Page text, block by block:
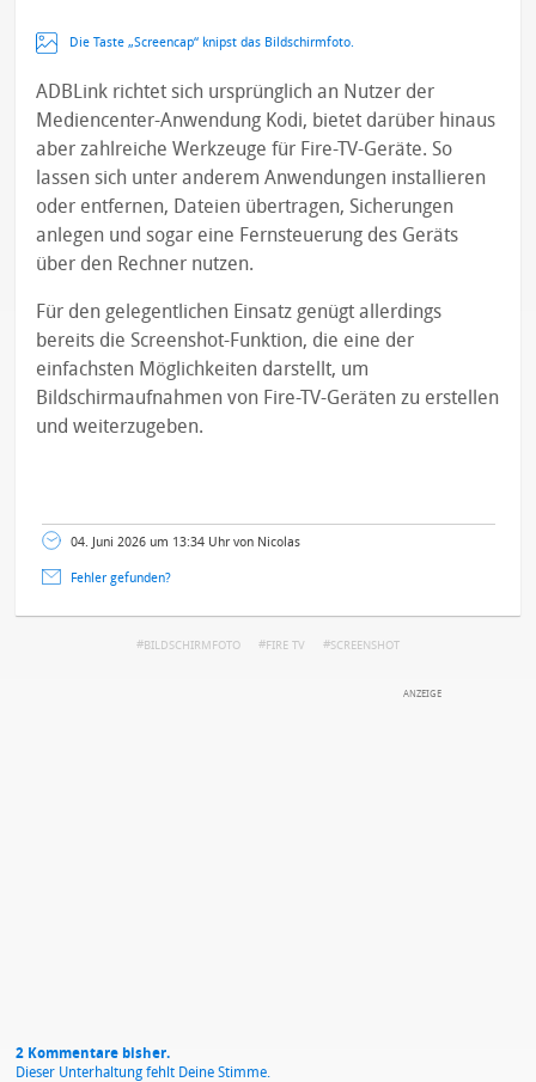
Die Taste „Screencap“ knipst das Bildschirmfoto.
ADBLink richtet sich ursprünglich an Nutzer der
Mediencenter-Anwendung Kodi, bietet darüber hinaus
aber zahlreiche Werkzeuge für Fire-TV-Geräte. So
lassen sich unter anderem Anwendungen installieren
oder entfernen, Dateien übertragen, Sicherungen
anlegen und sogar eine Fernsteuerung des Geräts
über den Rechner nutzen.
Für den gelegentlichen Einsatz genügt allerdings
bereits die Screenshot-Funktion, die eine der
einfachsten Möglichkeiten darstellt, um
Bildschirmaufnahmen von Fire-TV-Geräten zu erstellen
und weiterzugeben.
04. Juni 2026 um 13:34 Uhr von Nicolas
Fehler gefunden?
BILDSCHIRMFOTO FIRE TV SCREENSHOT
2 Kommentare bisher.
Dieser Unterhaltung fehlt Deine Stimme.